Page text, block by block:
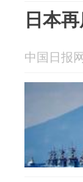
日本
中国日报